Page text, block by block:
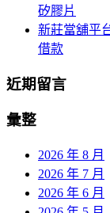
矽膠片
新莊當舖平
借款
近期留言
彙整
2026 年 8 月
2026 年 7 月
2026 年 6 月